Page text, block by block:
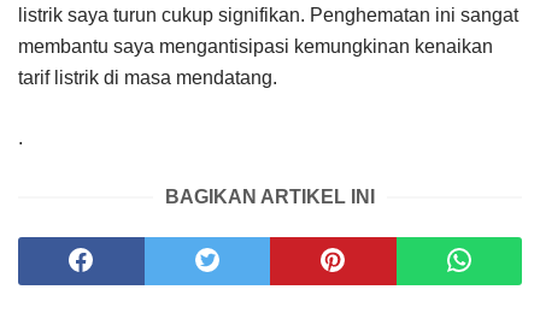
listrik saya turun cukup signifikan. Penghematan ini sangat
membantu saya mengantisipasi kemungkinan kenaikan
tarif listrik di masa mendatang.
.
BAGIKAN ARTIKEL INI